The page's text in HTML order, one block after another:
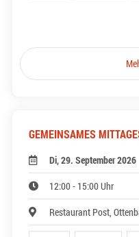
GEMEINSAMES
Di, 29. September 2026
12:00 - 15:00 Uhr
Restaurant Post,